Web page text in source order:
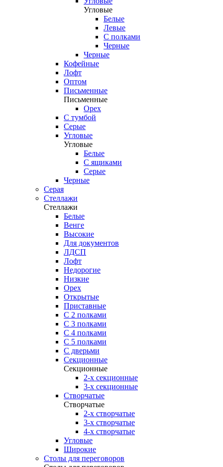
Угловые
Белые
Левые
С полками
Черные
Черные
Кофейные
Лофт
Оптом
Письменные
Письменные
Орех
С тумбой
Серые
Угловые
Угловые
Белые
С ящиками
Серые
Черные
Серая
Стеллажи
Стеллажи
Белые
Венге
Высокие
Для документов
ЛДСП
Лофт
Недорогие
Низкие
Орех
Открытые
Приставные
С 2 полками
С 3 полками
С 4 полками
С 5 полками
С дверьми
Секционные
Секционные
2-х секционные
3-х секционные
Створчатые
Створчатые
2-х створчатые
3-х створчатые
4-х створчатые
Угловые
Широкие
Столы для переговоров